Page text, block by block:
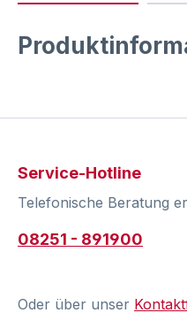
Service-Hotline
Telefonische Beratung
08251 - 891900
Oder über unser